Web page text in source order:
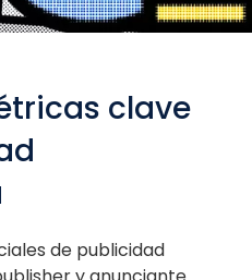
clave
de publicidad